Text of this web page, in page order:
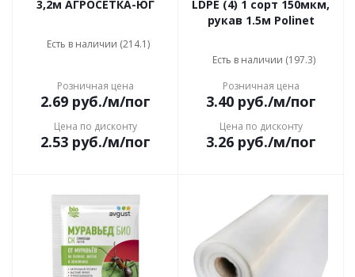
3,2м АГРОСЕТКА-ЮГ
Есть в наличии (214.1)
Розничная цена
2.69руб./м/пог
Цена по дисконту
2.53руб./м/пог
LDPE (4) 1 сорт 150мкм,
рукав 1.5м Polinet
Есть в наличии (197.3)
Розничная цена
3.40руб./м/пог
Цена по дисконту
3.26руб./м/пог